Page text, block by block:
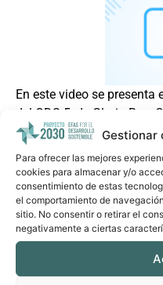
Gestionar
Para ofrecer las mejores
cookies para almacenar y/o
consentimiento de estas
el comportamiento de
sitio. No consentir o retirar el
negativamente a ciertas
En este video se
del ODS 5, de Gloria Buc,
IXOQI’ SA, que busca
las mujeres en Guatemala.
Ver
Compartir por email